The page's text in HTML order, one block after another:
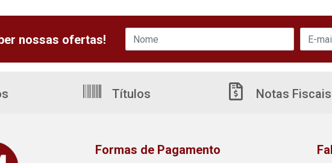
nossas ofertas!
Títulos Notas Fiscais
Formas de Pagamento